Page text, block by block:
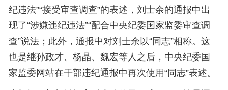
纪违法”“接受审查调查”的表述，刘士余的通报中出
现了“涉嫌违纪违法”“配合中央纪委国家监委审查调
查”说法；此外，通报中对刘士余以“同志”相称。这
也是继孙政才、杨晶、魏宏等人之后，中央纪委国
家监委网站在干部违纪通报中再次使用“同志”表述。